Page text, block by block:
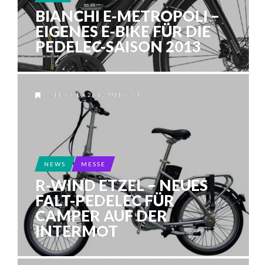
BIANCHI E-METROPOLI –
EIGENES E-BIKE FÜR DIE
PEDELEC-SAISON 2013
AM 03.10.2012 UM 0:51
NEWS MESSE
R-WIND ETZEL – NEUES
FALT-PEDELEC FÜR
CAMPER AUF DER
INTERMOT